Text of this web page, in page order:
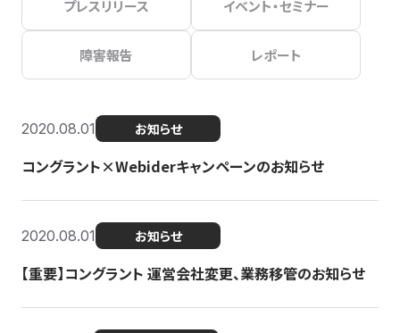
プレスリリース イベント・セミナー
障害報告 レポート
2020.08.01 お知らせ
コングラント×Webiderキャンペーンのお知らせ
2020.08.01 お知らせ
【重要】コングラント 運営会社変更、業務移管のお知らせ